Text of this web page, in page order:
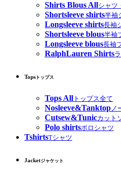
Shirts Blous Allシャツ
Shortsleeve shirts半袖
Longsleeve shirts長袖
Shortsleeve blous半袖
Longsleeve blous長袖
RalphLauren Shirts
Tops トップス
Tops All トップス全て
Nosleeve&Tanktopノ
Cutsew&Tunicカット
Polo shirtsポロシャツ
TshirtsTシャツ
Jacketジャケット